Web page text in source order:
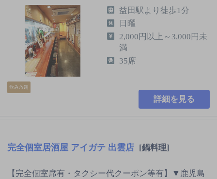
飲み放題
益田駅より徒歩1分
日曜
2,000円以上～3,000円未
満
35席
詳細を見る
完全個室居酒屋 アイガテ 出雲店 [鍋料理]
【完全個室席有・タクシー代クーポン等有】▼鹿児島